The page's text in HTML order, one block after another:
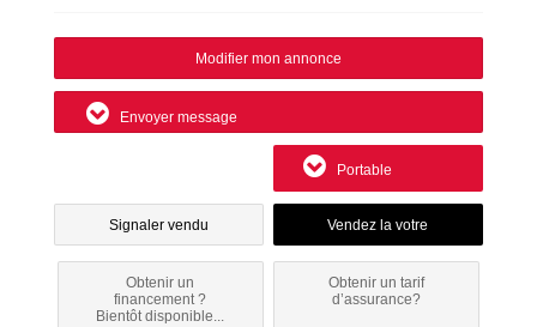
Modifier mon annonce
Envoyer message
Portable
Signaler vendu
Obtenir un
financement ?
Bientôt disponible...
Obtenir un tarif
d’assurance?